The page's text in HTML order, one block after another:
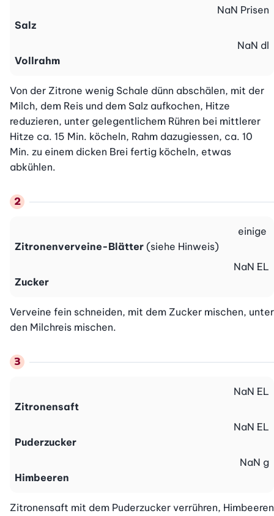
Salz
NaN Prisen
Vollrahm
NaN dl
Von der Zitrone wenig Schale dünn abschälen, mit der
Milch, dem Reis und dem Salz aufkochen, Hitze
reduzieren, unter gelegentlichem Rühren bei mittlerer
Hitze ca. 15 Min. köcheln, Rahm dazugiessen, ca. 10
Min. zu einem dicken Brei fertig köcheln, etwas
abkühlen.
Zitronenverveine-Blätter (siehe Hinweis)
einige
Zucker
NaN EL
Verveine fein schneiden, mit dem Zucker mischen, unter
den Milchreis mischen.
Zitronensaft
NaN EL
Puderzucker
NaN EL
Himbeeren
NaN g
Zitronensaft mit dem Puderzucker verrühren, Himbeeren